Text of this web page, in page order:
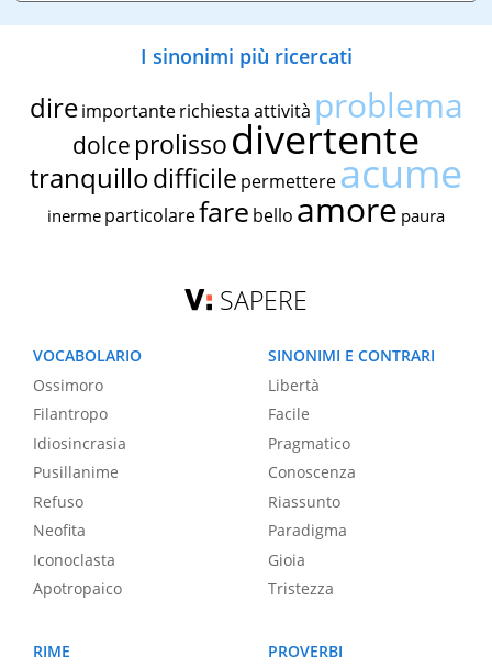
I sinonimi più ricercati
dire importante richiestaattività problema
dolce prolissodivertente
tranquillodifficile permettereacume
inerme particolarefare bello amore paura
SAPERE
VOCABOLARIO
Ossimoro
Filantropo
Idiosincrasia
Pusillanime
Refuso
Neofita
Iconoclasta
Apotropaico
SINONIMI E CONTRARI
Libertà
Facile
Pragmatico
Conoscenza
Riassunto
Paradigma
Gioia
Tristezza
RIME
PROVERBI